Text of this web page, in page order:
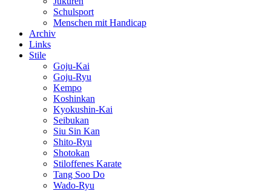
Schulsport
Menschen mit Handicap
Archiv
Links
Stile
Goju-Kai
Goju-Ryu
Kempo
Koshinkan
Kyokushin-Kai
Seibukan
Siu Sin Kan
Shito-Ryu
Shotokan
Stiloffenes Karate
Tang Soo Do
Wado-Ryu